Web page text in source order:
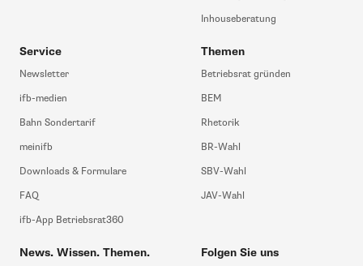
Inhouseberatung
Service
Newsletter
ifb-medien
Bahn Sondertarif
meinifb
Downloads & Formulare
FAQ
ifb-App Betriebsrat360
Themen
Betriebsrat gründen
BEM
Rhetorik
BR-Wahl
SBV-Wahl
JAV-Wahl
News. Wissen. Themen. Folgen Sie uns